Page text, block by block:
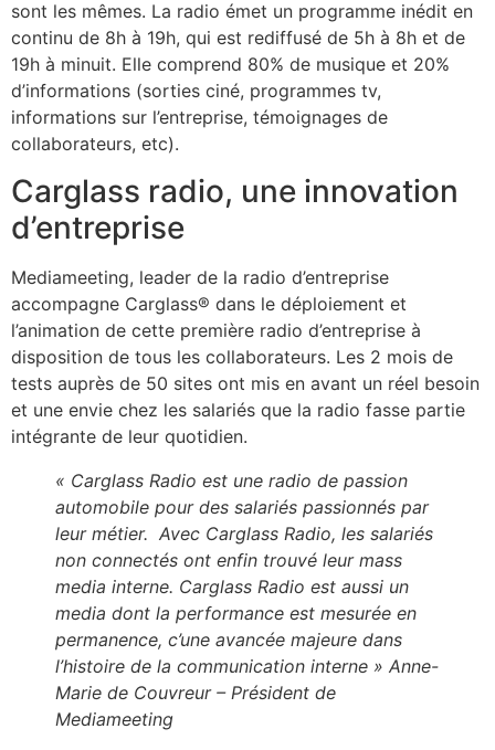
sont les mêmes. La radio émet un programme inédit en
continu de 8h à 19h, qui est rediffusé de 5h à 8h et de
19h à minuit. Elle comprend 80% de musique et 20%
d’informations (sorties ciné, programmes tv,
informations sur l’entreprise, témoignages de
collaborateurs, etc).
Carglass radio, une innovation
d’entreprise
Mediameeting, leader de la radio d’entreprise
accompagne Carglass® dans le déploiement et
l’animation de cette première radio d’entreprise à
disposition de tous les collaborateurs. Les 2 mois de
tests auprès de 50 sites ont mis en avant un réel besoin
et une envie chez les salariés que la radio fasse partie
intégrante de leur quotidien.
« Carglass Radio est une radio de passion
automobile pour des salariés passionnés par
leur métier. Avec Carglass Radio, les salariés
non connectés ont enfin trouvé leur mass
media interne. Carglass Radio est aussi un
media dont la performance est mesurée en
permanence, c’une avancée majeure dans
l’histoire de la communication interne » Anne-
Marie de Couvreur – Président de
Mediameeting